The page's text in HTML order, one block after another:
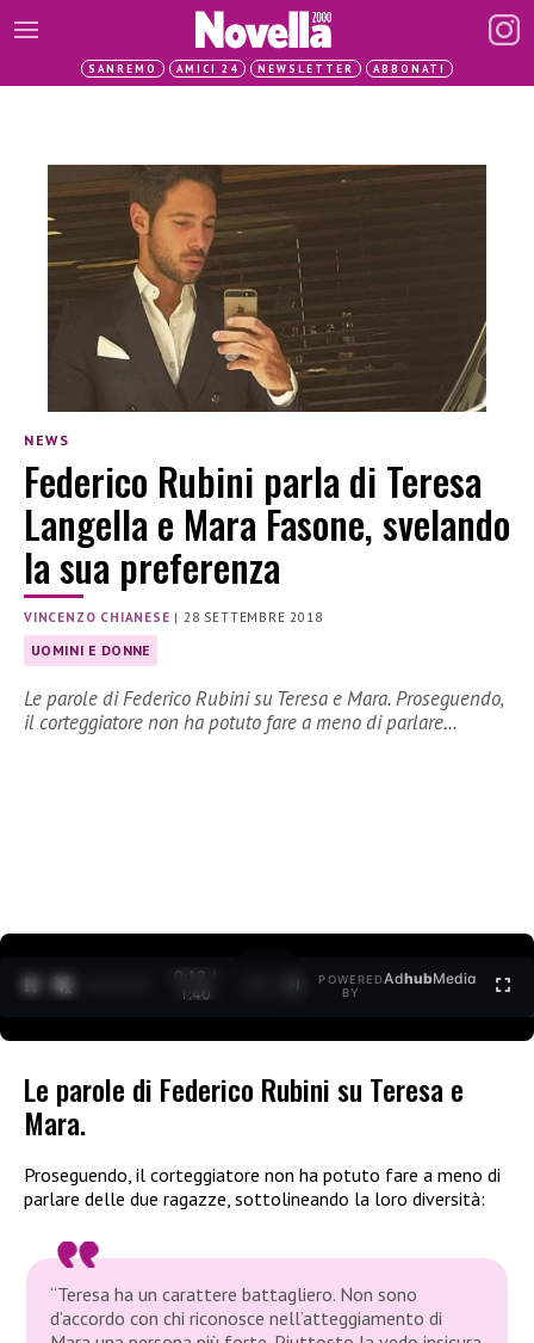
SANREMO AMICI 24 NEWSLETTER ABBONATI
NEWS
Federico Rubini parla di Teresa
Langella e Mara Fasone, svelando
la sua preferenza
VINCENZO CHIANESE |28 SETTEMBRE 2018
UOMINI E DONNE
Le parole di Federico Rubini su Teresa e Mara. Proseguendo,
il corteggiatore non ha potuto fare a meno di parlare…
0:12 /
1:40
POWERED
BY
AdhubMedia
Le parole di Federico Rubini su Teresa e
Mara.
Proseguendo, il corteggiatore non ha potuto fare a meno di
parlare delle due ragazze, sottolineando la loro diversità:
“Teresa ha un carattere battagliero. Non sono
d’accordo con chi riconosce nell’atteggiamento di